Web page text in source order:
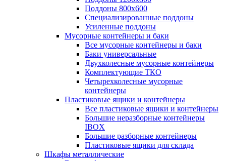
Поддоны 800х600
Специализированные поддоны
Усиленные поддоны
Мусорные контейнеры и баки
Все мусорные контейнеры и баки
Баки универсальные
Двухколесные мусорные контейнеры
Комплектующие ТКО
Четырехколесные мусорные
контейнеры
Пластиковые ящики и контейнеры
Все пластиковые ящики и контейнеры
Большие неразборные контейнеры
IBOX
Большие разборные контейнеры
Пластиковые ящики для склада
Шкафы металлические